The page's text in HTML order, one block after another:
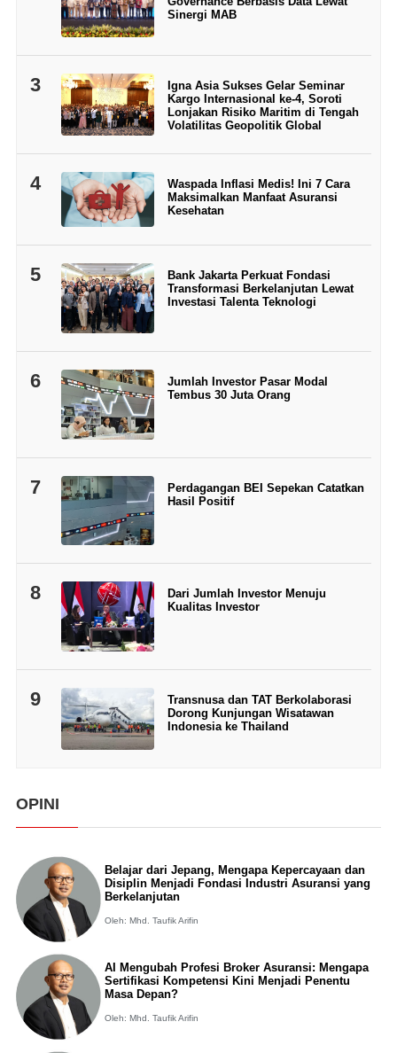
Sinergi MAB
3
Igna Asia Sukses Gelar Seminar
Kargo Internasional ke-4, Soroti
Lonjakan Risiko Maritim di Tengah
Volatilitas Geopolitik Global
4
Waspada Inflasi Medis! Ini 7 Cara
Maksimalkan Manfaat Asuransi
Kesehatan
5
Bank Jakarta Perkuat Fondasi
Transformasi Berkelanjutan Lewat
Investasi Talenta Teknologi
6
Jumlah Investor Pasar Modal
Tembus 30 Juta Orang
7
Perdagangan BEI Sepekan Catatkan
Hasil Positif
8
Dari Jumlah Investor Menuju
Kualitas Investor
9
Transnusa dan TAT Berkolaborasi
Dorong Kunjungan Wisatawan
Indonesia ke Thailand
OPINI
Belajar dari Jepang, Mengapa Kepercayaan dan
Disiplin Menjadi Fondasi Industri Asuransi yang
Berkelanjutan
Oleh: Mhd. Taufik Arifin
AI Mengubah Profesi Broker Asuransi: Mengapa
Sertifikasi Kompetensi Kini Menjadi Penentu
Masa Depan?
Oleh: Mhd. Taufik Arifin